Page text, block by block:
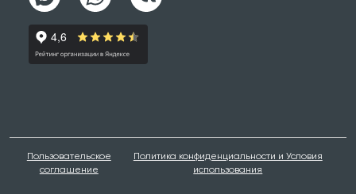
Пользовательское
соглашение
Политика конфиденциальности и Условия
использования